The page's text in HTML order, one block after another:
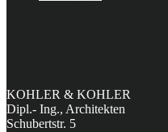
KOHLER & KOHLER
Dipl.- Ing., Architekten
Schubertstr. 5